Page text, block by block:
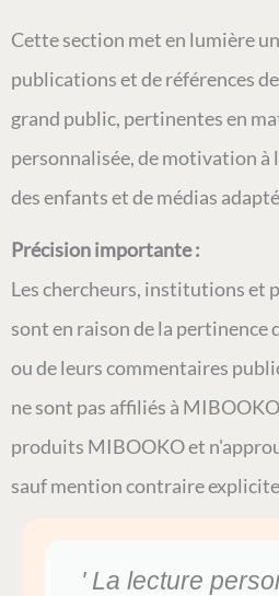
Cette section met en lumière
publications et de références
grand public, pertinentes en
personnalisée, de motivation à
des enfants et de médias
Précision importante :
Les chercheurs, institutions et
sont en raison de la pertinence
ou de leurs commentaires
ne sont pas affiliés à
produits MIBOOKO et
sauf mention contraire
' La lecture